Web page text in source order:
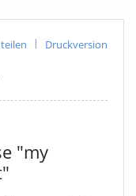
| Druckversion
"my